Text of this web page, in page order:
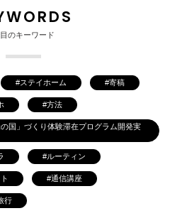
のキーワード
ステイホーム 寄稿
方法
国」づくり体験滞在プログラム開発実
ルーティン
通信講座
行